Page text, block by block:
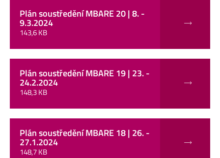
Plán soustředění MBARE 20 | 8. -
9.3.2024
143,6 KB
Plán soustředění MBARE 19 | 23. -
24.2.2024
148,3 KB
Plán soustředění MBARE 18 | 26. -
27.1.2024
148,7 KB